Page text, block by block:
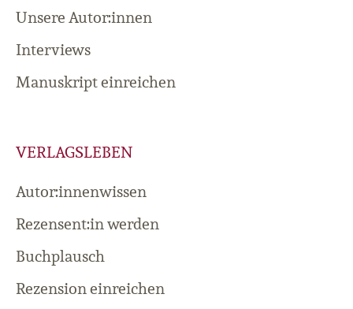
Unsere Autor:innen
Interviews
Manuskript einreichen
VERLAGSLEBEN
Autor:innenwissen
Rezensent:in werden
Buchplausch
Rezension einreichen